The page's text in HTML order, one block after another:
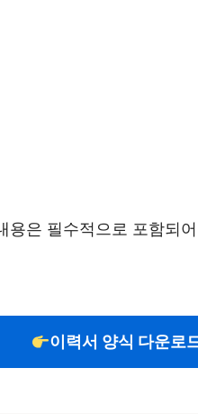
용은 필수적으로 포함되
이력서 양식 다운로